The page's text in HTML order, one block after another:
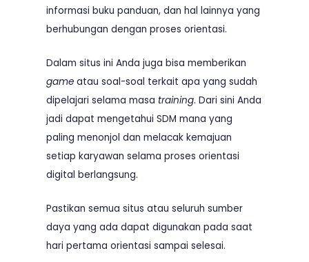
informasi buku panduan, dan hal lainnya yang
berhubungan dengan proses orientasi.
Dalam situs ini Anda juga bisa memberikan
game atau soal-soal terkait apa yang sudah
dipelajari selama masa training. Dari sini Anda
jadi dapat mengetahui SDM mana yang
paling menonjol dan melacak kemajuan
setiap karyawan selama proses orientasi
digital berlangsung.
Pastikan semua situs atau seluruh sumber
daya yang ada dapat digunakan pada saat
hari pertama orientasi sampai selesai.